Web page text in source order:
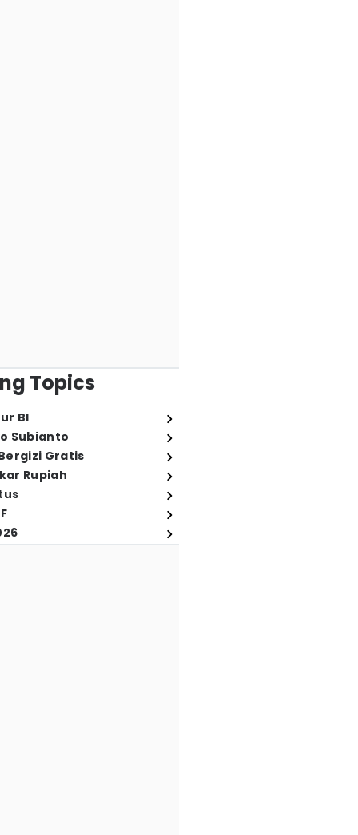
Topics
BI
Subianto
Gratis
Rupiah